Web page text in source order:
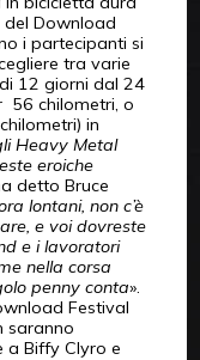
Download
i partecipanti si
tra varie
12 giorni dal 24
56 chilometri, o
in
Heavy Metal
eroiche
detto Bruce
lontani, non c’è
e voi dovreste
e i lavoratori
nella corsa
penny conta».
Festival
saranno
a Biffy Clyro e